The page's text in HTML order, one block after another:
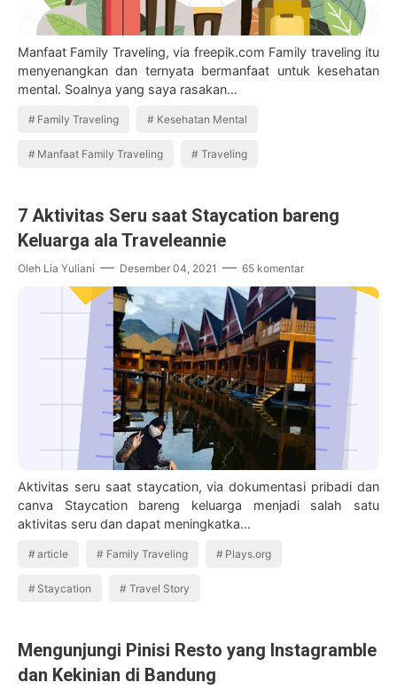
Manfaat Family Traveling, via freepik.com Family traveling itu
menyenangkan dan ternyata bermanfaat untuk kesehatan
mental. Soalnya yang saya rasakan…
Family Traveling Kesehatan Mental
Manfaat Family Traveling Traveling
7 Aktivitas Seru saat Staycation bareng
Keluarga ala Traveleannie
Oleh Lia Yuliani Desember 04, 2021 65 komentar
Aktivitas seru saat staycation, via dokumentasi pribadi dan
canva Staycation bareng keluarga menjadi salah satu
aktivitas seru dan dapat meningkatka…
article Family Traveling Plays.org
Staycation Travel Story
Mengunjungi Pinisi Resto yang Instagramble
dan Kekinian di Bandung